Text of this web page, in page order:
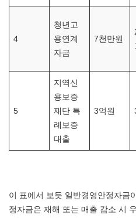
4
청년고
용연계
자금
7천만원
5
지역신
용보증
재단 특
례보증
대출
3억원
이 표에서 보듯 일반경영안정자금
정자금은 재해 또는 매출 감소 시